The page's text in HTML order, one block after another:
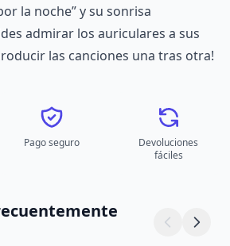
la noche” y su sonrisa
admirar los auriculares a sus
las canciones una tras otra!
Pago seguro
Devoluciones
fáciles